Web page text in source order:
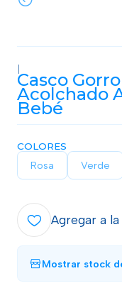
|
Casco
Acolchado
Bebé
COLORES
Rosa Verde
Agregar a
Mostrar stock